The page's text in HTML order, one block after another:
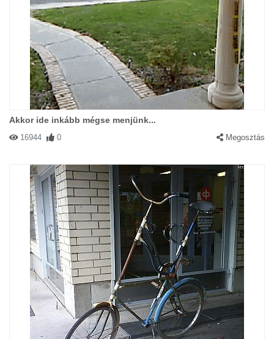
Akkor ide inkább mégse menjünk...
16944 0 Megosztás